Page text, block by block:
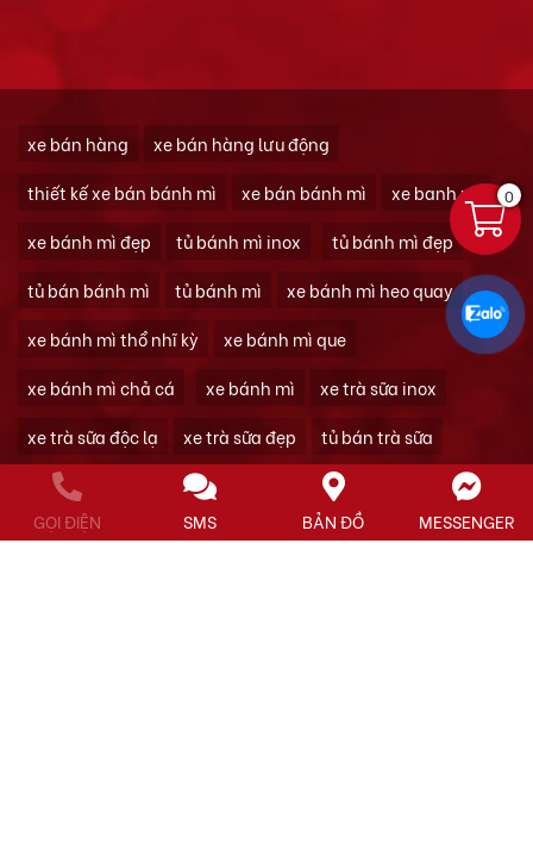
xe bán hàng
xe bán hàng lưu động
thiết kế xe bán bánh mì
xe bán bánh mì
xe banh mi
xe bánh mì đẹp
tủ bánh mì inox
tủ bánh mì đẹp
tủ bán bánh mì
tủ bánh mì
xe bánh mì heo quay
xe bánh mì thổ nhĩ kỳ
xe bánh mì que
xe bánh mì chả cá
xe bánh mì
xe trà sữa inox
xe trà sữa độc lạ
xe trà sữa đẹp
tủ bán trà sữa
xe bán trà sữa
xe đẩy trà sữa xe tra sua
tủ trà sữa
xe trà sữa
xe sinh tố xe bán cafe
quầy cafe mang đi
0
GỌI ĐIỆN SMS BẢN ĐỒ MESSENGER